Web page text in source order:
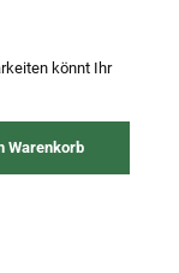
zurzeit nicht verfügbar.)
könnt Ihr
Warenkorb